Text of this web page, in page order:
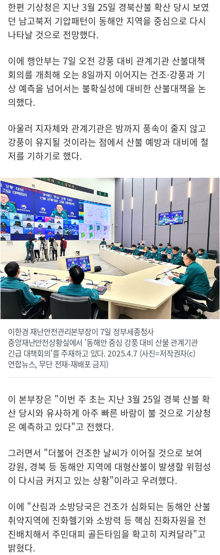
한편 기상청은 지난 3월 25일 경북산불 확산 당시 보였
던 남고북저 기압패턴이 동해안 지역을 중심으로 다시
나타날 것으로 전망했다.
이에 행안부는 7일 오전 강풍 대비 관계기관 산불대책
회의를 개최해 오는 8일까지 이어지는 건조·강풍과 기
상 예측을 넘어서는 불확실성에 대비한 산불대책을 논
의했다.
아울러 지자체와 관계기관은 밤까지 풍속이 줄지 않고
강풍이 유지될 것이라는 점에서 산불 예방과 대비에 철
저를 기하기로 했다.
이한경 재난안전관리본부장이 7일 정부세종청사
중앙재난안전상황실에서 '동해안 중심 강풍 대비 산불 관계기관
긴급 대책회의'를 주재하고 있다. 2025.4.7 (사진=저작권자(c)
연합뉴스, 무단 전재-재배포 금지)
이 본부장은 "이번 주 초는 지난 3월 25일 경북 산불 확
산 당시와 유사하게 아주 빠른 바람이 불 것으로 기상청
은 예측하고 있다"고 전했다.
그러면서 "더불어 건조한 날씨가 이어질 것으로 보여
강원, 경북 등 동해안 지역에 대형산불이 발생할 위험성
이 다시금 커지고 있는 상황"이라고 우려했다.
이에 "산림과 소방당국은 건조가 심화되는 동해안 산불
취약지역에 진화헬기와 소방력 등 핵심 진화자원을 전
진배치해서 주민대피 골든타임을 확고히 지켜달라"고
밝혔다.